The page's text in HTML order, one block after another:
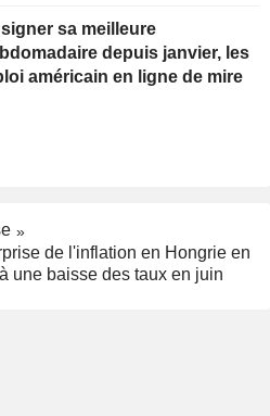
sa meilleure
depuis janvier, les
américain en ligne de mire
de l'inflation en Hongrie en
une baisse des taux en juin